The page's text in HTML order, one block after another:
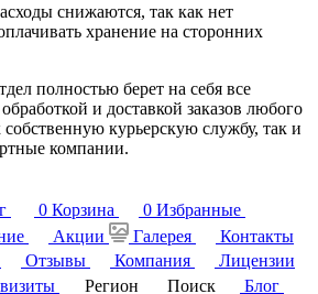
снижаются, так как нет
хранение на сторонних
полностью берет на себя все
и доставкой заказов любого
собственную курьерскую службу, так и
компании.
0 Корзина 0 Избранные
Акции Галерея
Контакты
Отзывы Компания
Лицензии
Регион Поиск
Блог